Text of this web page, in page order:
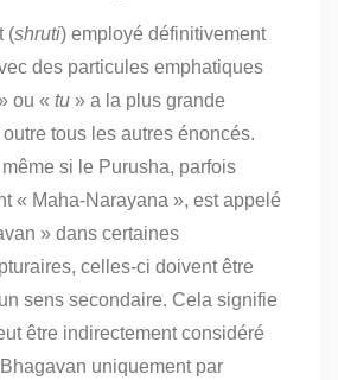
(shruti) employé définitivement
des particules emphatiques
» ou « tu » a la plus grande
tous les autres énoncés.
si le Purusha, parfois
« Maha-Narayana », est appelé
» dans certaines
celles-ci doivent être
sens secondaire. Cela signifie
être indirectement considéré
uniquement par